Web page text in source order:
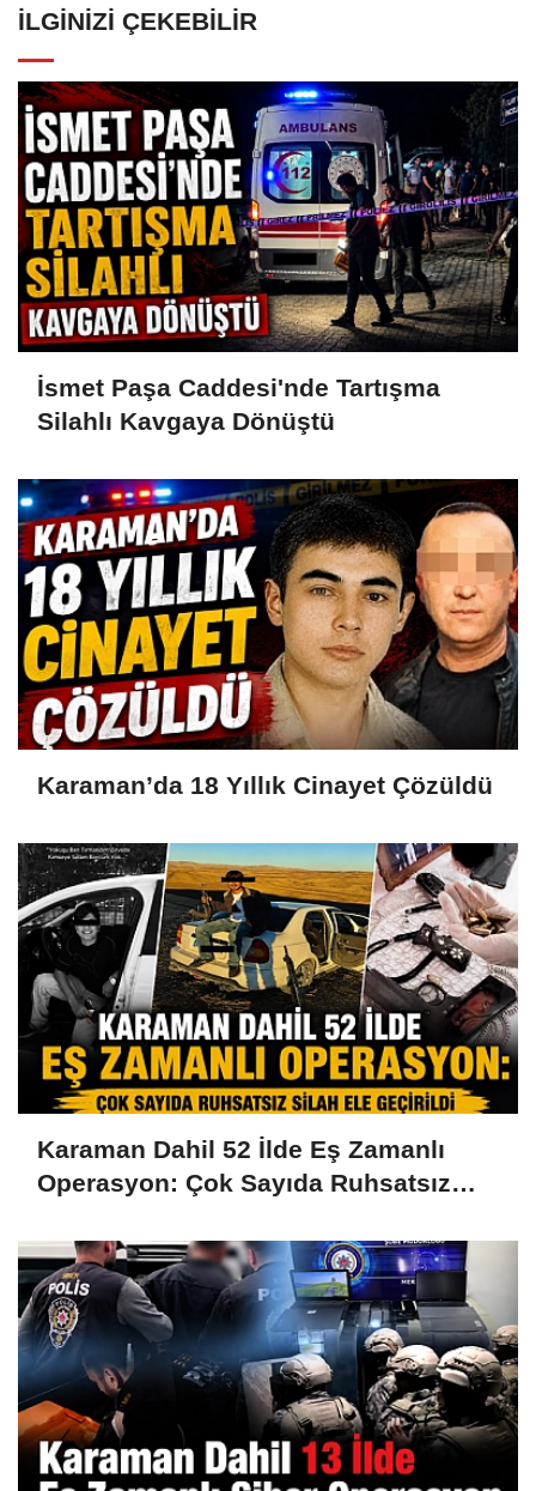
İLGINIZI ÇEKEBILIR
İsmet Paşa Caddesi'nde Tartışma
Silahlı Kavgaya Dönüştü
Karaman’da 18 Yıllık Cinayet Çözüldü
Karaman Dahil 52 İlde Eş Zamanlı
Operasyon: Çok Sayıda Ruhsatsız